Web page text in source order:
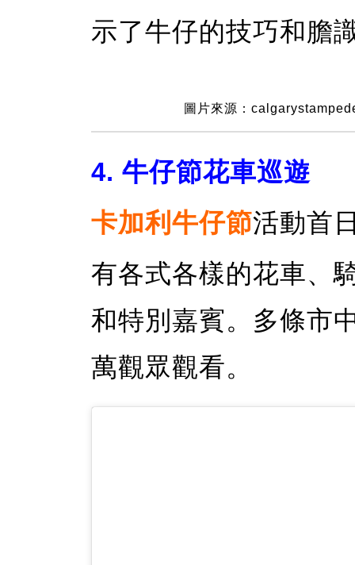
示了牛仔的技巧和膽
圖片來源：
4. 牛仔節花車巡遊
卡加利牛仔節活動首
有各式各樣的花車、
和特別嘉賓。多條市
萬觀眾觀看。